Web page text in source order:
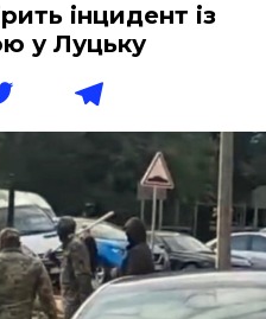
інцидент із
у Луцьку